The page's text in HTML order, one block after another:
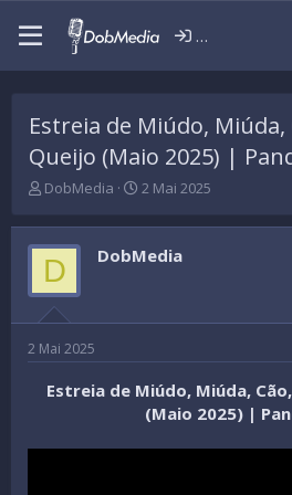
Iniciar
Estreia de Miúdo, Miúda,
Queijo (Maio 2025) |
T
r
e
a
d
t
a
r
DobMedia
D
t
a
d
n
c
i
o
2 Mai 2025
D DobMedia
2 Mai 2025
Estreia de Miúdo, Miúda,
(Maio 2025) |